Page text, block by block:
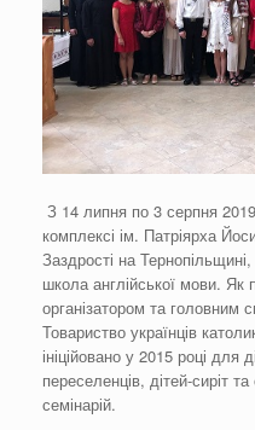
З 14 липня по 3 серпня
комплексі ім. Патріярха
Заздрості на
школа англійської мови. Як
організатором та головним
Товариство українців
ініційовано у 2015 році для
переселенців, дітей-сиріт
семінарій.